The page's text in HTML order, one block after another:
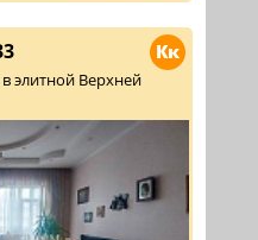
Кк
элитной Верхней